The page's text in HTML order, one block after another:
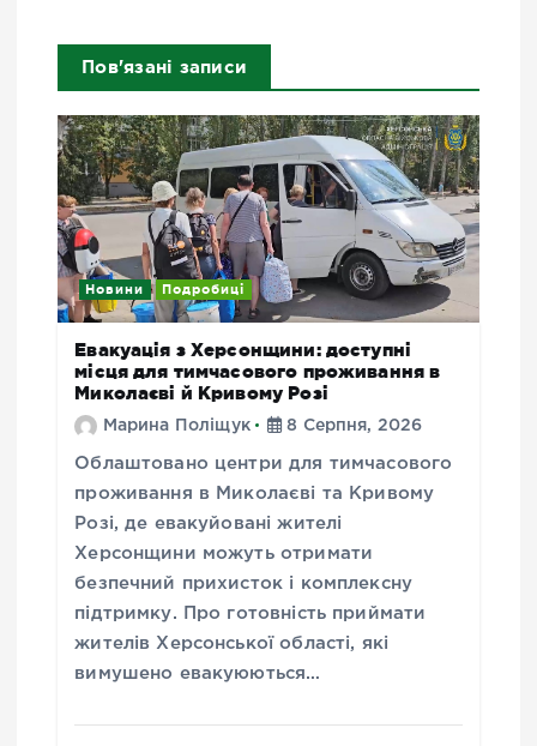
Пов'язані записи
Новини Подробиці
Евакуація з Херсонщини: доступні
місця для тимчасового проживання в
Миколаєві й Кривому Розі
Марина Поліщук 8 Серпня, 2026
Облаштовано центри для тимчасового
проживання в Миколаєві та Кривому
Розі, де евакуйовані жителі
Херсонщини можуть отримати
безпечний прихисток і комплексну
підтримку. Про готовність приймати
жителів Херсонської області, які
вимушено евакуюються…